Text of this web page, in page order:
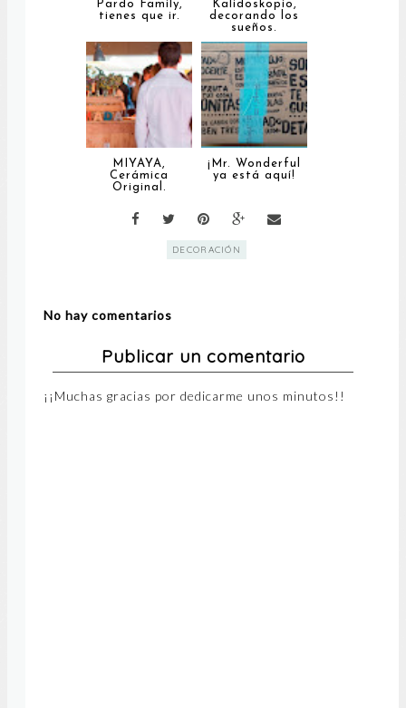
Pardo Family,
tienes que ir.
Kalidoskopio,
decorando los
sueños.
MIYAYA,
Cerámica
Original.
¡Mr. Wonderful
ya está aquí!
DECORACIÓN
No hay comentarios
Publicar un comentario
¡¡Muchas gracias por dedicarme unos minutos!!